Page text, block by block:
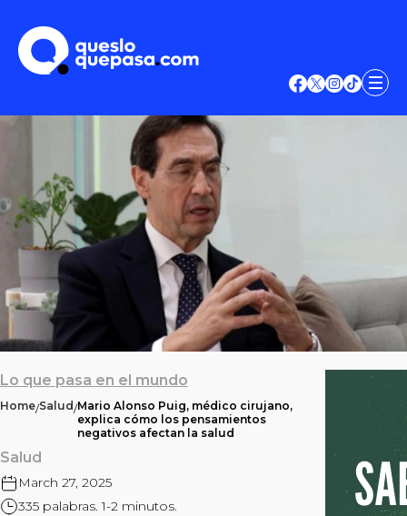
Lo que pasa en el mundo
Home/Salud/Mario Alonso Puig, médico cirujano,
explica cómo los pensamientos
negativos afectan la salud
Salud
March 27, 2025
335 palabras. 1-2 minutos.